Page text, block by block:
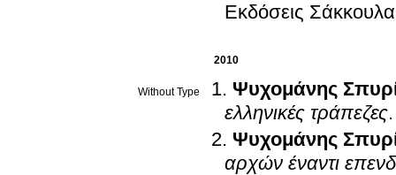
Εκδόσεις
2010
Without Type
Ψυχομάνης
ελληνικές τράπεζες
Ψυχομάνης
αρχών έναντι